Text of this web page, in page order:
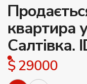
квартира
Салтівка.
$ 29000